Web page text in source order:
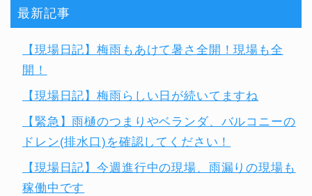
最新記事
【現場日記】梅雨もあけて暑さ全開！現場も全
開！
【現場日記】梅雨らしい日が続いてますね
【緊急】雨樋のつまりやベランダ、バルコニーの
ドレン(排水口)を確認してください！
【現場日記】今週進行中の現場、雨漏りの現場も
稼働中です